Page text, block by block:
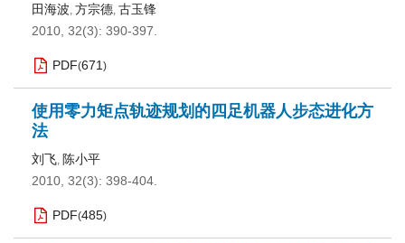
田海波, 方宗德, 古玉锋
2010, 32(3): 390-397.
PDF(671 )
使用零力矩点轨迹规划的四足机器人步态进化方
法
刘飞, 陈小平
2010, 32(3): 398-404.
PDF(485)